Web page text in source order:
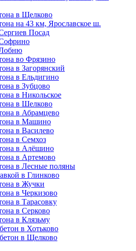
в Щелково
на 43 км, Ярославское ш.
Посад
во Фрязино
в Загорянский
в Ельдигино
в Зубцово
в Никольское
в Шелково
в Абрамцево
в Машино
в Василево
в Семхоз
в Алёшино
в Артемово
в Лесные поляны
в Глинково
в Жучки
в Черкизово
в Тарасовку
в Серково
в Клязьму
в Хотьково
в Щелково